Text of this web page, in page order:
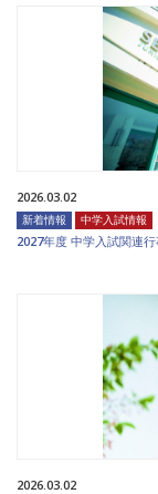
2026.03.02
新着情報 中学入試情報
2027年度 中学入試関連
2026.03.02